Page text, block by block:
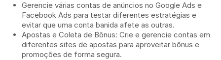
Gerencie várias contas de anúncios no Google Ads e
Facebook Ads para testar diferentes estratégias e
evitar que uma conta banida afete as outras.
Apostas e Coleta de Bônus: Crie e gerencie contas em
diferentes sites de apostas para aproveitar bônus e
promoções de forma segura.